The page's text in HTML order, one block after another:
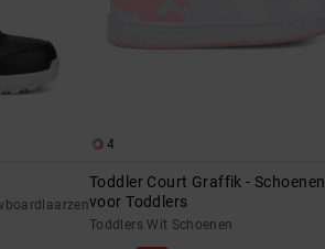
4
Toddler Court Graffik - Schoenen
voor Toddlers
Toddlers Wit Schoenen